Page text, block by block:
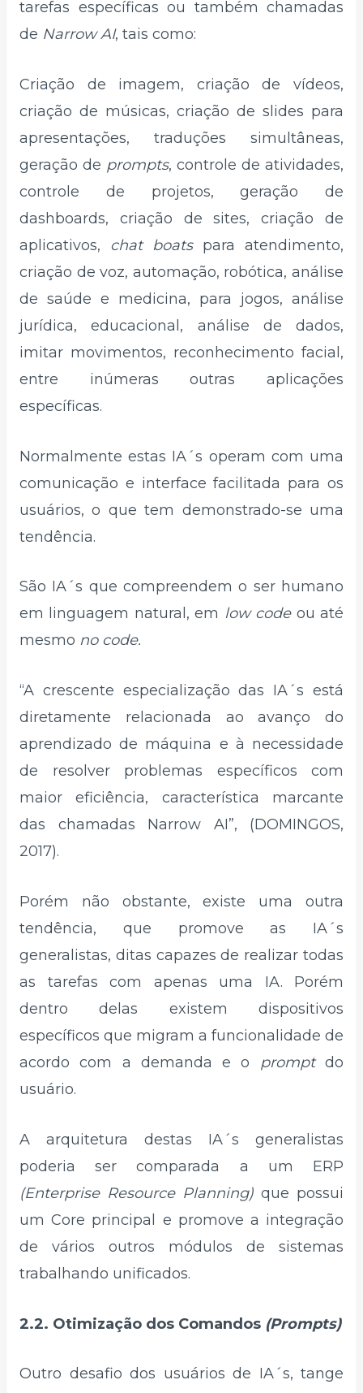
tarefas específicas ou também chamadas
de Narrow AI, tais como:
Criação de imagem, criação de vídeos,
criação de músicas, criação de slides para
apresentações, traduções simultâneas,
geração de prompts, controle de atividades,
controle de projetos, geração de
dashboards, criação de sites, criação de
aplicativos, chat boatspara atendimento,
criação de voz, automação, robótica, análise
de saúde e medicina, para jogos, análise
jurídica, educacional, análise de dados,
imitar movimentos, reconhecimento facial,
entre inúmeras outras aplicações
específicas.
Normalmente estas IA´s operam com uma
comunicação e interface facilitada para os
usuários, o que tem demonstrado-se uma
tendência.
São IA´s que compreendem o ser humano
em linguagem natural, em low code ou até
mesmo no code.
“A crescente especialização das IA´s está
diretamente relacionada ao avanço do
aprendizado de máquina e à necessidade
de resolver problemas específicos com
maior eficiência, característica marcante
das chamadas Narrow AI”, (DOMINGOS,
2017).
Porém não obstante, existe uma outra
tendência, que promove as IA´s
generalistas, ditas capazes de realizar todas
as tarefas com apenas uma IA. Porém
dentro delas existem dispositivos
específicos que migram a funcionalidade de
acordo com a demanda e o
promptdo
usuário.
A arquitetura destas IA´s generalistas
poderia ser comparada a um ERP
(Enterprise Resource Planning) que possui
um Core principal e promove a integração
de vários outros módulos de sistemas
trabalhando unificados.
2.2. Otimização dos Comandos (Prompts)
Outro desafio dos usuários de IA´s, tange